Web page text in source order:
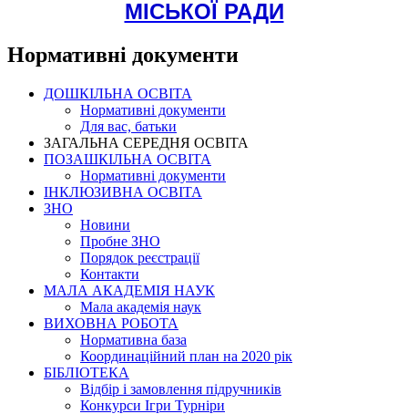
МІСЬКОЇ РАДИ
Нормативні документи
ДОШКІЛЬНА ОСВІТА
Нормативні документи
Для вас, батьки
ЗАГАЛЬНА СЕРЕДНЯ ОСВІТА
ПОЗАШКІЛЬНА ОСВІТА
Нормативні документи
ІНКЛЮЗИВНА ОСВІТА
ЗНО
Новини
Пробне ЗНО
Порядок реєстрації
Контакти
МАЛА АКАДЕМІЯ НАУК
Мала академія наук
ВИХОВНА РОБОТА
Нормативна база
Координаційний план на 2020 рік
БІБЛІОТЕКА
Відбір і замовлення підручників
Конкурси Ігри Турніри